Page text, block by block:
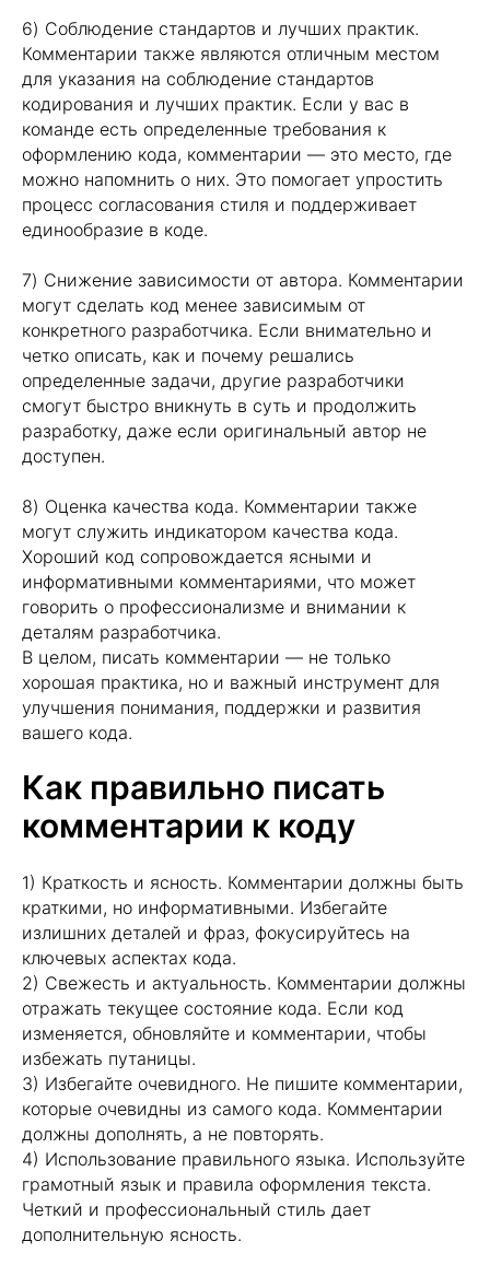
6) Соблюдение стандартов и лучших практик.
Комментарии также являются отличным местом
для указания на соблюдение стандартов
кодирования и лучших практик. Если у вас в
команде есть определенные требования к
оформлению кода, комментарии — это место, где
можно напомнить о них. Это помогает упростить
процесс согласования стиля и поддерживает
единообразие в коде.
7) Снижение зависимости от автора. Комментарии
могут сделать код менее зависимым от
конкретного разработчика. Если внимательно и
четко описать, как и почему решались
определенные задачи, другие разработчики
смогут быстро вникнуть в суть и продолжить
разработку, даже если оригинальный автор не
доступен.
8) Оценка качества кода. Комментарии также
могут служить индикатором качества кода.
Хороший код сопровождается ясными и
информативными комментариями, что может
говорить о профессионализме и внимании к
деталям разработчика.
В целом, писать комментарии — не только
хорошая практика, но и важный инструмент для
улучшения понимания, поддержки и развития
вашего кода.
Как правильно писать
комментарии к коду
1) Краткость и ясность. Комментарии должны быть
краткими, но информативными. Избегайте
излишних деталей и фраз, фокусируйтесь на
ключевых аспектах кода.
2) Свежесть и актуальность. Комментарии должны
отражать текущее состояние кода. Если код
изменяется, обновляйте и комментарии, чтобы
избежать путаницы.
3) Избегайте очевидного. Не пишите комментарии,
которые очевидны из самого кода. Комментарии
должны дополнять, а не повторять.
4) Использование правильного языка. Используйте
грамотный язык и правила оформления текста.
Четкий и профессиональный стиль дает
дополнительную ясность.
Стань тем, кто задаёт тон в
ИТ!
Подпишись на нашу рассылку и
JavaScript, Go и QA. Позволь себе
быть экспертом!
+7
Нажимая на кнопку, я соглашаюсь с
конфиденциальностииофертойKata Academy
Я согласен на
Я согласен нарассылкуэлектронных
сообщений
Подписаться